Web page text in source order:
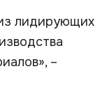
лидирующих
–